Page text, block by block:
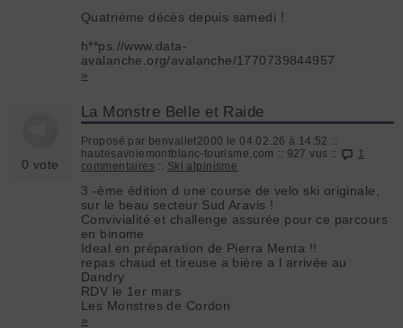
Quatrième décès depuis samedi !
h**ps://www.data-
avalanche.org/avalanche/1770739844957
»
0 vote
La Monstre Belle et Raide
Proposé par benvallet2000 le 04.02.26 à 14:52 ::
hautesavoiemontblanc-tourisme.com :: 927 vus ::
1
commentaires :: Ski alpinisme
3 -ème édition d une course de velo ski originale,
sur le beau secteur Sud Aravis !
Convivialité et challenge assurée pour ce parcours
en binome
Ideal en préparation de Pierra Menta !!
repas chaud et tireuse a bière a l arrivée au
Dandry
RDV le 1er mars
Les Monstres de Cordon
»